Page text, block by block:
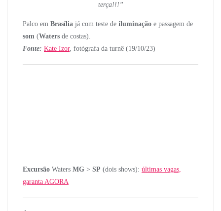
terça!!!”
Palco em Brasília já com teste de iluminação e passagem de
som (Waters de costas).
Fonte: Kate Izor, fotógrafa da turnê (19/10/23)
Excursão Waters MG > SP (dois shows): últimas vagas,
garanta AGORA